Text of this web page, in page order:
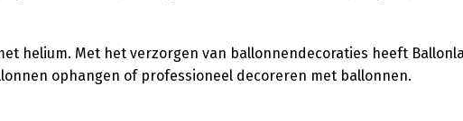
helium. Met het verzorgen van ballonnendecoraties heeft
ophangen of professioneel decoreren met ballonnen.